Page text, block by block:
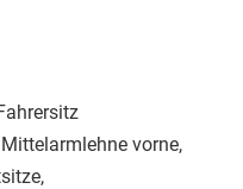
vorne,